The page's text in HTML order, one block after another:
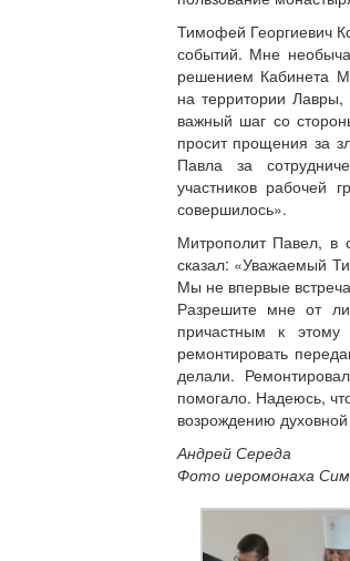
Тимофей Георгиевич
событий. Мне
решением Кабинета
на территории
важный шаг со
просит прощения за
Павла за
участников рабочей
совершилось».
Митрополит Павел, в
сказал: «Уважаемый
Мы не впервые
Разрешите мне от
причастным к
ремонтировать
делали.
помогало. Надеюсь,
возрождению
Андрей Середа
Фото иеромонаха